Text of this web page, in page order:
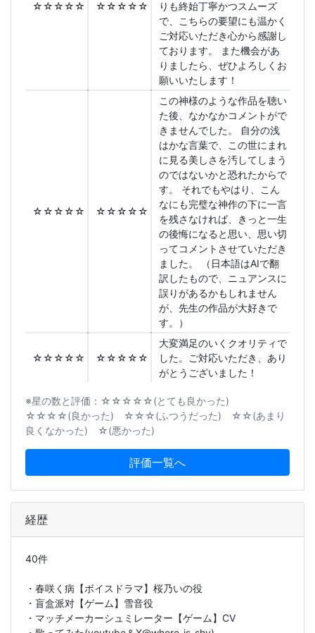
☆☆☆☆☆ ☆☆☆☆☆
りも終始丁寧かつスムーズ
で、こちらの要望にも温かく
ご対応いただき心から感謝し
ております。 また機会があ
りましたら、ぜひよろしくお
願いいたします！
☆☆☆☆☆ ☆☆☆☆☆
この神様のような作品を聴い
た後、なかなかコメントがで
きませんでした。 自分の浅
はかな言葉で、この世にまれ
に見る美しさを汚してしまう
のではないかと恐れたからで
す。 それでもやはり、こん
なにも完璧な神作の下に一言
を残さなければ、きっと一生
の後悔になると思い、思い切
ってコメントさせていただき
ました。 （日本語はAIで翻
訳したもので、ニュアンスに
誤りがあるかもしれません
が、先生の作品が大好きで
す。）
☆☆☆☆☆ ☆☆☆☆☆
大変満足のいくクオリティで
した。ご対応いただき、あり
がとうございました！
※星の数と評価：☆☆☆☆☆(とても良かった)
☆☆☆☆(良かった) ☆☆☆(ふつうだった) ☆☆(あまり
良くなかった) ☆(悪かった)
評価一覧へ
経歴
40件
・春咲く病【ボイスドラマ】桜乃いの役
・盲盒派对【ゲーム】雪音役
・マッチメーカーシュミレーター【ゲーム】CV